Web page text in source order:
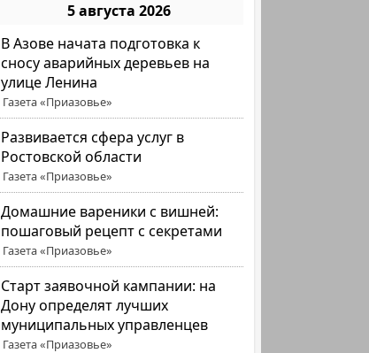
5 августа 2026
В Азове начата подготовка к
сносу аварийных деревьев на
улице Ленина
Газета «Приазовье»
Развивается сфера услуг в
Ростовской области
Газета «Приазовье»
Домашние вареники с вишней:
пошаговый рецепт с секретами
Газета «Приазовье»
Старт заявочной кампании: на
Дону определят лучших
муниципальных управленцев
Газета «Приазовье»